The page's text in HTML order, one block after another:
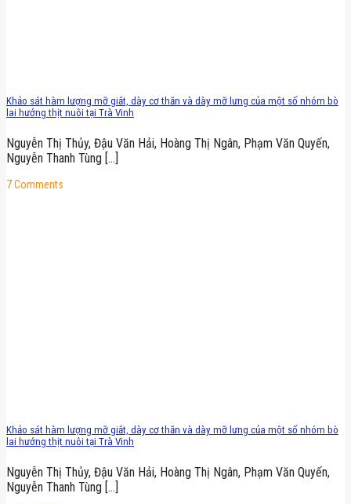
Khảo sát hàm lượng mỡ giắt, dày cơ thăn và dày mỡ lưng của một số nhóm bò
lai hướng thịt nuôi tại Trà Vinh
Nguyễn Thị Thủy, Đậu Văn Hải, Hoàng Thị Ngân, Phạm Văn Quyến,
Nguyễn Thanh Tùng [...]
7 Comments
Khảo sát hàm lượng mỡ giắt, dày cơ thăn và dày mỡ lưng của một số nhóm bò
lai hướng thịt nuôi tại Trà Vinh
Nguyễn Thị Thủy, Đậu Văn Hải, Hoàng Thị Ngân, Phạm Văn Quyến,
Nguyễn Thanh Tùng [...]